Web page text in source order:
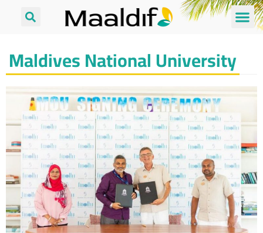
Maldives National University